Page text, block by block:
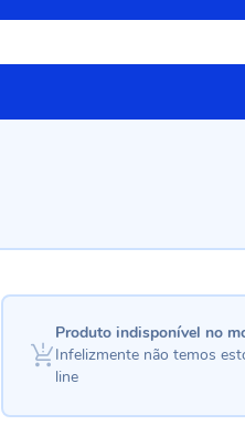
Produto indisponível no
Infelizmente não temos
line